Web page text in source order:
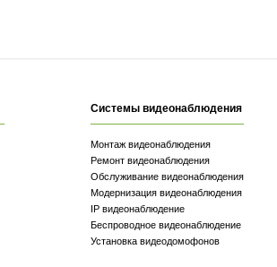
Системы видеонаблюдения
Монтаж видеонаблюдения
Ремонт видеонаблюдения
Обслуживание видеонаблюдения
Модернизация видеонаблюдения
IP видеонаблюдение
Беспроводное видеонаблюдение
Установка видеодомофонов